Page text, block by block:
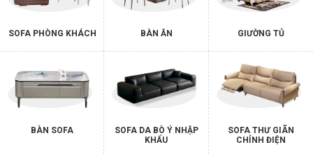
SOFA PHÒNG KHÁCH BÀN ĂN GIƯỜNG TỦ
BÀN SOFA
SOFA DA BÒ Ý NHẬP
KHẨU
SOFA THƯ GIÃN
CHỈNH ĐIỆN